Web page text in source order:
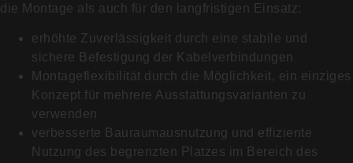
die Montage als auch für den langfristigen Einsatz:
erhöhte Zuverlässigkeit durch eine stabile und
sichere Befestigung der Kabelverbindungen
Montageflexibilität durch die Möglichkeit, ein einziges
Konzept für mehrere Ausstattungsvarianten zu
verwenden
verbesserte Bauraumausnutzung und effiziente
Nutzung des begrenzten Platzes im Bereich des